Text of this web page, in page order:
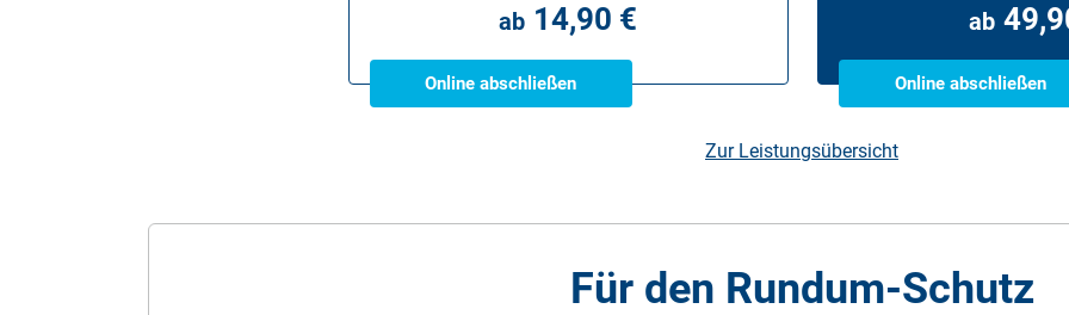
ab 14,90 €
Online abschließen
ab
Online abschließen
Zur Leistungsübersicht
Für den Rundum-Schutz